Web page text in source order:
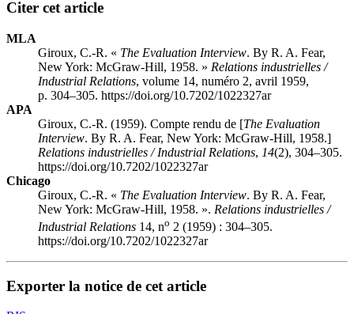
Citer cet article
MLA
Giroux, C.-R. « The Evaluation Interview. By R. A. Fear,
New York: McGraw-Hill, 1958. » Relations industrielles /
Industrial Relations, volume 14, numéro 2, avril 1959,
p. 304–305. https://doi.org/10.7202/1022327ar
APA
Giroux, C.-R. (1959). Compte rendu de [The Evaluation
Interview. By R. A. Fear, New York: McGraw-Hill, 1958.]
Relations industrielles / Industrial Relations, 14(2), 304–305.
https://doi.org/10.7202/1022327ar
Chicago
Giroux, C.-R. « The Evaluation Interview. By R. A. Fear,
New York: McGraw-Hill, 1958. ». Relations industrielles /
Industrial Relations 14, no 2 (1959) : 304–305.
https://doi.org/10.7202/1022327ar
Exporter la notice de cet article